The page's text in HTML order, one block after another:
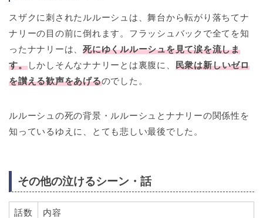
スザクに刺されたルルーシュは、舞台から転がり落ちてナ
ナリーの目の前に倒れます。フラッシュバックで全てを知
ったナナリーは、死にゆくルルーシュを見て涙を流しま
す。しかしそんなナナリーとは裏腹に、 民衆は新しいゼロ
を讃える歓声をあげるのでした。
ルルーシュの死の背景・ルルーシュとナナリーの関係性を
知っているゆえに、とても悲しい最後でした。
その他の泣けるシーン・話
話数 内容